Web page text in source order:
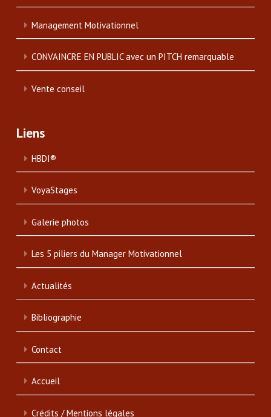
Management Motivationnel
CONVAINCRE EN PUBLIC avec un PITCH remarquable
Vente conseil
Liens
HBDI®
VoyaStages
Galerie photos
Les 5 piliers du Manager Motivationnel
Actualités
Bibliographie
Contact
Accueil
Crédits / Mentions légales